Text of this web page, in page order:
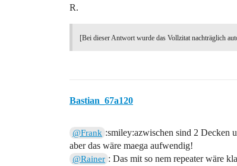
R.
[Bei dieser Antwort wurde das Vollzitat nachträglich
Bastian_67a120
@Frank :smiley:azwischen sind 2 Decken
aber das wäre maega aufwendig!
@Rainer : Das mit so nem repeater wäre